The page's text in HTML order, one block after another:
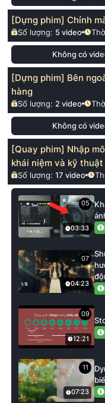
[Dựng phim] Chỉnh
Số lượng: 5 video
Không có
[Dựng phim] Bên
hàng
Số lượng: 2 video
Không có
[Quay phim] Nhập
khái niệm và kỹ thuật
Số lượng:17 video
05
03:33
07
04:23
09
12:21
11
07:23